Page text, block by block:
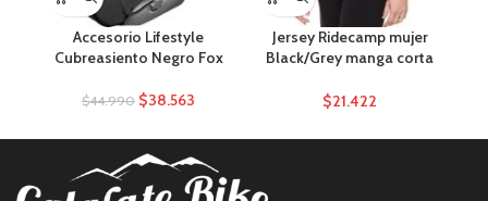
Accesorio Lifestyle
Cubreasiento Negro Fox
$44.990 $38.563
Jersey Ridecamp mujer
Black/Grey manga corta
$21.422